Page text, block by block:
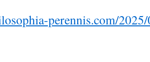
perennis.com/